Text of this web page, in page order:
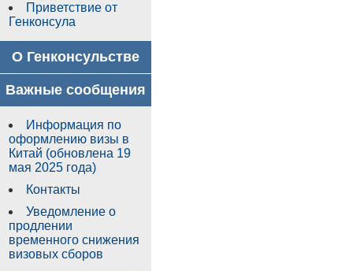
Приветствие от
Генконсула
О Генконсульстве
Важные сообщения
Информация по
оформлению визы в
Китай (обновлена 19
мая 2025 года)
Контакты
Уведомление о
продлении
временного снижения
визовых сборов